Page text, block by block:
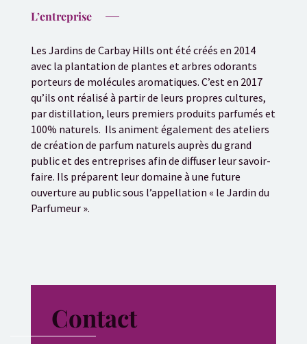
L’entreprise
Les Jardins de Carbay Hills ont été créés en 2014
avec la plantation de plantes et arbres odorants
porteurs de molécules aromatiques. C’est en 2017
qu’ils ont réalisé à partir de leurs propres cultures,
par distillation, leurs premiers produits parfumés et
100% naturels. Ils animent également des ateliers
de création de parfum naturels auprès du grand
public et des entreprises afin de diffuser leur savoir-
faire. Ils préparent leur domaine à une future
ouverture au public sous l’appellation « le Jardin du
Parfumeur ».
Contact